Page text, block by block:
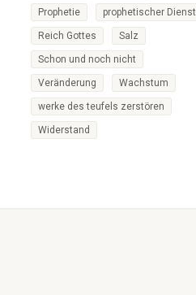
Prophetie prophetischer Dienst
Reich Gottes Salz
Schon und noch nicht
Veränderung Wachstum
werke des teufels zerstören
Widerstand